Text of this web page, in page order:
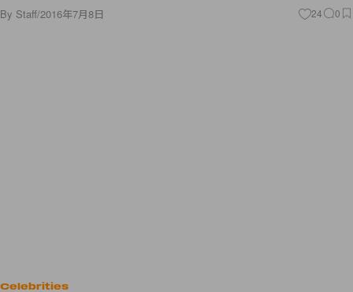
By Staff/2016年7月8日 24 0
Celebrities